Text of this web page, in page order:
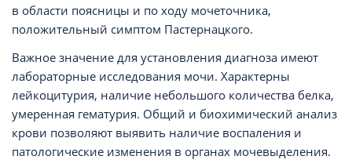
в области поясницы и по ходу мочеточника,
положительный симптом Пастернацкого.
Важное значение для установления диагноза имеют
лабораторные исследования мочи. Характерны
лейкоцитурия, наличие небольшого количества белка,
умеренная гематурия. Общий и биохимический анализ
крови позволяют выявить наличие воспаления и
патологические изменения в органах мочевыделения.